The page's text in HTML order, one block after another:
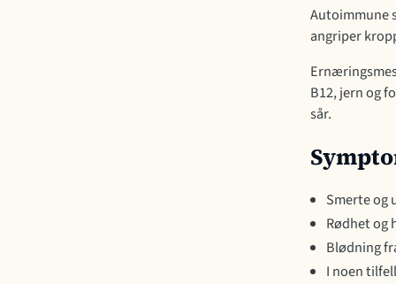
Autoimmune
angriper
B12, jern og
sår.
Smerte og
Rødhet og
Blødning
I noen